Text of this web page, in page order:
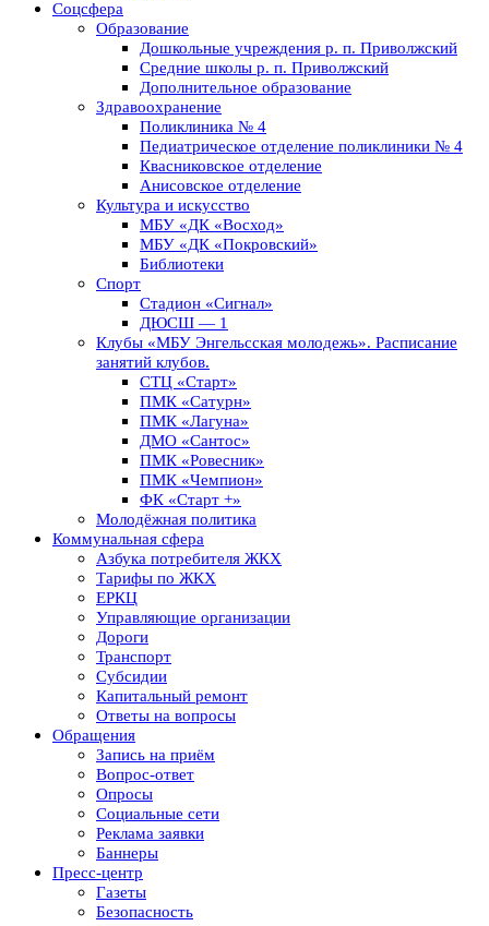
Соцсфера
Образование
Дошкольные учреждения р. п. Приволжский
Средние школы р. п. Приволжский
Дополнительное образование
Здравоохранение
Поликлиника № 4
Педиатрическое отделение поликлиники № 4
Квасниковское отделение
Анисовское отделение
Культура и искусство
МБУ «ДК «Восход»
МБУ «ДК «Покровский»
Библиотеки
Спорт
Стадион «Сигнал»
ДЮСШ — 1
Клубы «МБУ Энгельсская молодежь». Расписание
занятий клубов.
СТЦ «Старт»
ПМК «Сатурн»
ПМК «Лагуна»
ДМО «Сантос»
ПМК «Ровесник»
ПМК «Чемпион»
ФК «Старт +»
Молодёжная политика
Коммунальная сфера
Азбука потребителя ЖКХ
Тарифы по ЖКХ
ЕРКЦ
Управляющие организации
Дороги
Транспорт
Субсидии
Капитальный ремонт
Ответы на вопросы
Обращения
Запись на приём
Вопрос-ответ
Опросы
Социальные сети
Реклама заявки
Баннеры
Пресс-центр
Газеты
Безопасность